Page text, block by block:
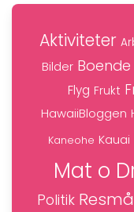
Aktiviteter
Bilder Boende
Flyg Frukt
HawaiiBloggen
Kaneohe Kauai
Mat o
Politik